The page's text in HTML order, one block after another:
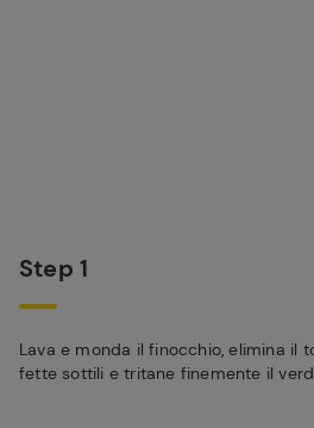
Step 1
Lava e monda il finocchio, elimina il
fette sottili e tritane finemente il